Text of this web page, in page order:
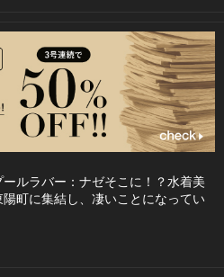
ルラバー：ナゼそこに！？水着美
町に集結し、凄いことになってい